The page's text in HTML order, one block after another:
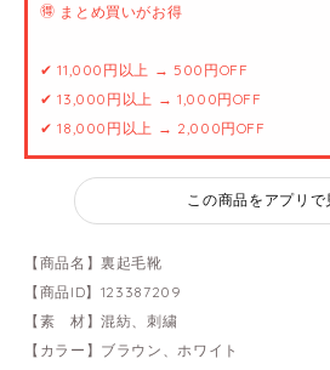
🉐 まとめ買いがお得
✔ 11,000円以上 → 500円OFF
✔ 13,000円以上 → 1,000円OFF
✔ 18,000円以上 → 2,000円OFF
この商品をアプリで
【商品名】裏起毛靴
【商品ID】123387209
【素 材】混紡、刺繍
【カラー】ブラウン、ホワイト